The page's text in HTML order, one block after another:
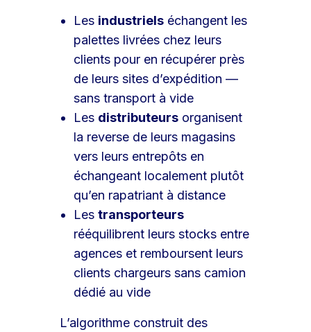
Les industriels échangent les
palettes livrées chez leurs
clients pour en récupérer près
de leurs sites d’expédition —
sans transport à vide
Les distributeurs organisent
la reverse de leurs magasins
vers leurs entrepôts en
échangeant localement plutôt
qu’en rapatriant à distance
Lestransporteurs
rééquilibrent leurs stocks entre
agences et remboursent leurs
clients chargeurs sans camion
dédié au vide
L’algorithme construit des